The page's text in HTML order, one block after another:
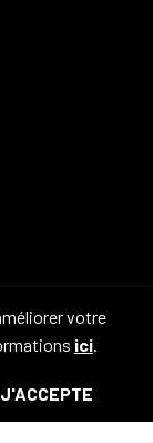
votre
ici.
J'ACCEPTE
83